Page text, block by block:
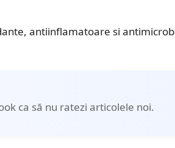
antiinflamatoare si
ca să nu ratezi articolele noi.